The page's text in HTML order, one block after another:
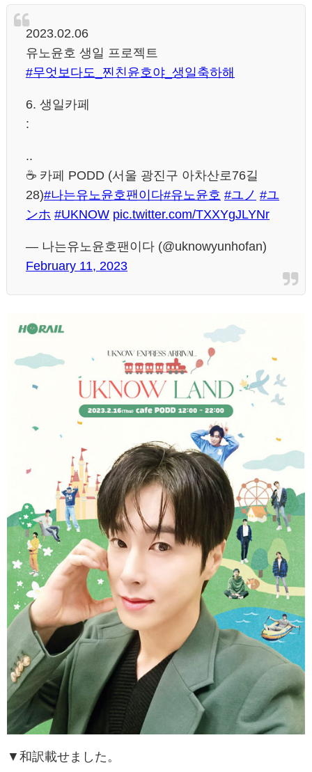
2023.02.06
유노윤호 생일 프로젝트
#무엇보다도_찐친윤호야_생일축하해
6. 생일카페
:
..
☕️ 카페 PODD (서울 광진구 아차산로76길
28)#나는유노윤호팬이다#유노윤호 #ユノ #ユ
ンホ #UKNOW pic.twitter.com/TXXYgJLYNr
— 나는유노윤호팬이다 (@uknowyunhofan)
February 11, 2023
▼和訳載せました。